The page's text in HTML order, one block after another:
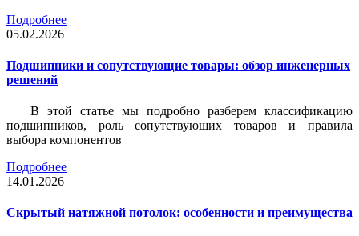
Подробнее
05.02.2026
Подшипники и сопутствующие товары: обзор инженерных
решений
В этой статье мы подробно разберем классификацию
подшипников, роль сопутствующих товаров и правила
выбора компонентов
Подробнее
14.01.2026
Скрытый натяжной потолок: особенности и преимущества